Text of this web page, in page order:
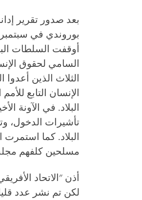
بعد صدور تقرير
أوقفت السلطات
السامي لحقوق
الثلاث الذين
الإنسان التابع
البلاد. في الآونة
تأشيرات الدخول،
مسلحين كلفهم
لكن تم نشر عدد